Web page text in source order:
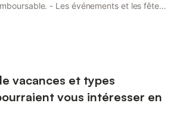
- Les événements et les fêtes
uniquement. - Il est interdit de laver
vacances et types
vous intéresser en